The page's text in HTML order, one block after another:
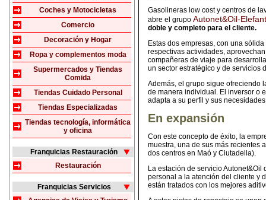
Coches y Motocicletas
Comercio
Decoración y Hogar
Ropa y complementos moda
Supermercados y Tiendas
Comida
Tiendas Cuidado Personal
Tiendas Especializadas
Tiendas tecnología, informática
y oficina
Franquicias Restauración
Restauración
Franquicias Servicios
Gasolineras low cost y centros de
abre el grupo Autonet&Oil-
doble y completo para el cliente.
Estas dos empresas, con una
respectivas actividades,
compañeras de viaje para
un sector estratégico y de servicios
Además, el grupo sigue ofreciendo
de manera individual. El inversor o
adapta a su perfil y sus
En expansión
Con este concepto de éxito, la
muestra, una de sus más recientes
dos centros en Maó y Ciutadella).
La estación de servicio
personal a la atención del cliente y
están tratados con los mejores